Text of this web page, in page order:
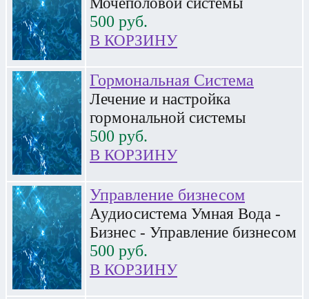
500 руб.
В КОРЗИНУ
Гормональная Система
Лечение и настройка
гормональной системы
500 руб.
В КОРЗИНУ
Управление бизнесом
Аудиосистема Умная Вода -
Бизнес - Управление бизнесом
500 руб.
В КОРЗИНУ